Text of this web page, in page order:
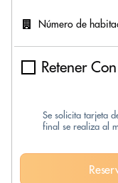
Número de
Retener
Se solicita tarjeta
final se realiza al